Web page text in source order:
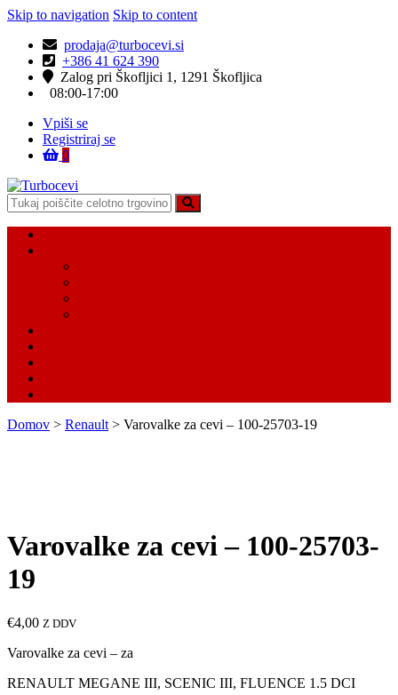
Skip to navigation Skip to content
prodaja@turbocevi.si
+386 41 624 390
Zalog pri Škofljici 1, 1291 Škofljica
08:00-17:00
Vpiši se
Registriraj se
0
Turbocevi
Turbo ideal – turbo cevi
Domov > Renault > Varovalke za cevi – 100-25703-19
Varovalke za cevi – 100-25703-
19
€4,00 Z DDV
Varovalke za cevi – za
RENAULT MEGANE III, SCENIC III, FLUENCE 1.5 DCI